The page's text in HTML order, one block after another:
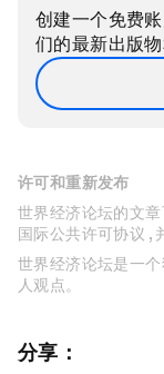
创建一个免费
们的最新出版物
许可和重新发布
世界经济论坛的文
国际公共许可协议 ,
世界经济论坛是一
人观点。
分享：